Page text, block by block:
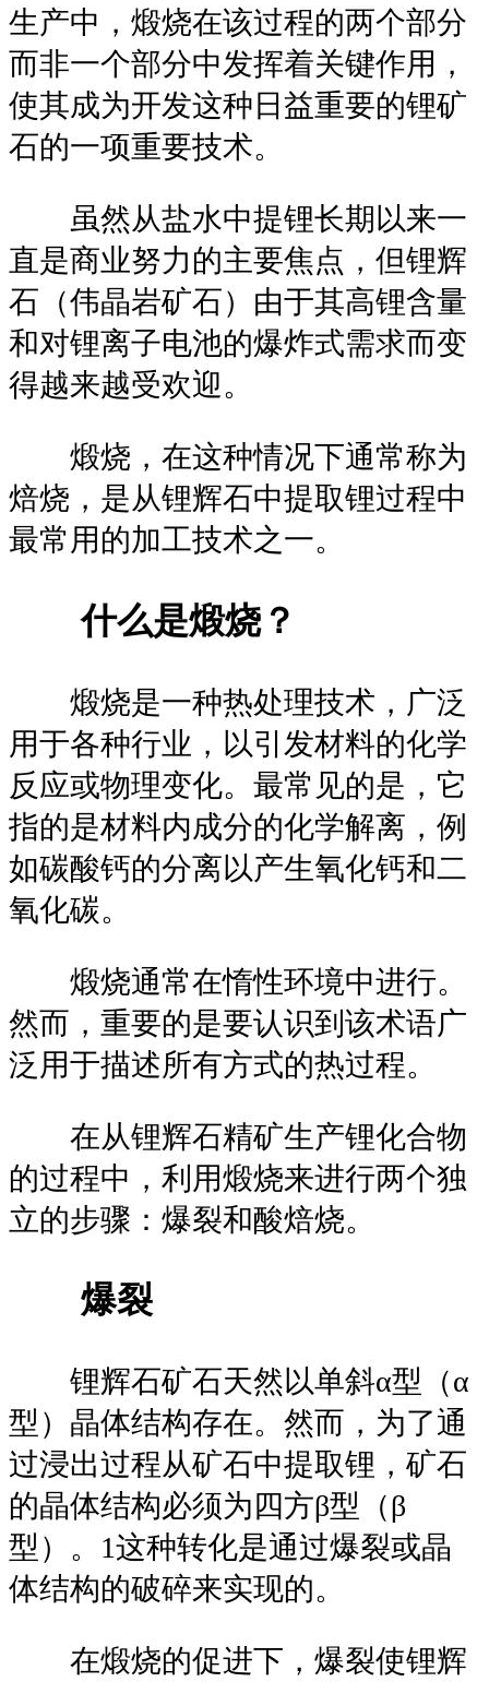
生产中，煅烧在该过程的两个部分
而非一个部分中发挥着关键作用，
使其成为开发这种日益重要的锂矿
石的一项重要技术。
虽然从盐水中提锂长期以来一
直是商业努力的主要焦点，但锂辉
石（伟晶岩矿石）由于其高锂含量
和对锂离子电池的爆炸式需求而变
得越来越受欢迎。
煅烧，在这种情况下通常称为
焙烧，是从锂辉石中提取锂过程中
最常用的加工技术之一。
什么是煅烧？
煅烧是一种热处理技术，广泛
用于各种行业，以引发材料的化学
反应或物理变化。最常见的是，它
指的是材料内成分的化学解离，例
如碳酸钙的分离以产生氧化钙和二
氧化碳。
煅烧通常在惰性环境中进行。
然而，重要的是要认识到该术语广
泛用于描述所有方式的热过程。
在从锂辉石精矿生产锂化合物
的过程中，利用煅烧来进行两个独
立的步骤：爆裂和酸焙烧。
爆裂
锂辉石矿石天然以单斜α型（α
型）晶体结构存在。然而，为了通
过浸出过程从矿石中提取锂，矿石
的晶体结构必须为四方β型（β
型）。1这种转化是通过爆裂或晶
体结构的破碎来实现的。
在煅烧的促进下，爆裂使锂辉